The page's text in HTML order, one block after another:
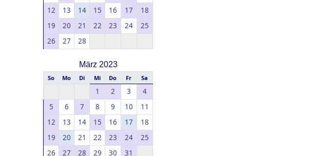
12
13 14 15 16 17
18
19
20 21 22 23 24
25
26
27 28
März 2023
So Mo Di Mi Do Fr Sa
1 2 3
4
5
6 7 8 9 10
11
12
13 14 15 16 17
18
19
20 21 22 23 24
25
26
27 28 29 30 31